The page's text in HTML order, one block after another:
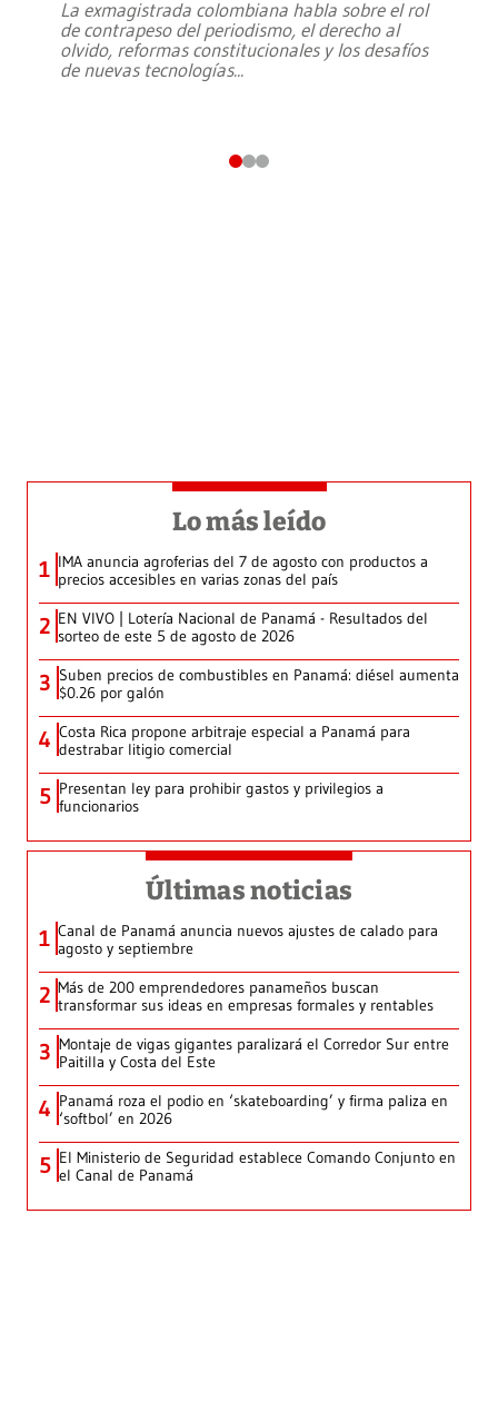
La exmagistrada colombiana habla sobre el rol
de contrapeso del periodismo, el derecho al
olvido, reformas constitucionales y los desafíos
de nuevas tecnologías...
Lo más leído
1 IMA anuncia agroferias del 7 de agosto con productos a
precios accesibles en varias zonas del país
2 EN VIVO | Lotería Nacional de Panamá - Resultados del
sorteo de este 5 de agosto de 2026
3 Suben precios de combustibles en Panamá: diésel aumenta
$0.26 por galón
4 Costa Rica propone arbitraje especial a Panamá para
destrabar litigio comercial
5 Presentan ley para prohibir gastos y privilegios a
funcionarios
Últimas noticias
1 Canal de Panamá anuncia nuevos ajustes de calado para
agosto y septiembre
2 Más de 200 emprendedores panameños buscan
transformar sus ideas en empresas formales y rentables
3 Montaje de vigas gigantes paralizará el Corredor Sur entre
Paitilla y Costa del Este
4 Panamá roza el podio en ‘skateboarding’ y firma paliza en
‘softbol’ en 2026
5 El Ministerio de Seguridad establece Comando Conjunto en
el Canal de Panamá